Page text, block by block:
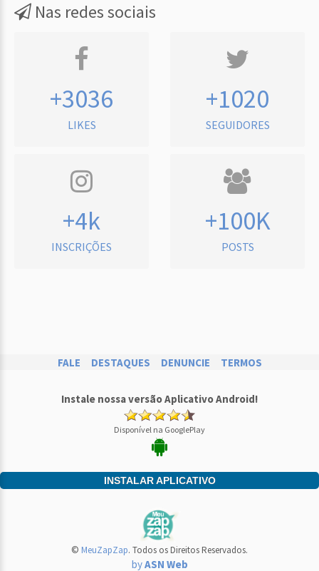
Nas redes sociais
+3036
LIKES
+1020
SEGUIDORES
+4k
INSCRIÇÕES
+100K
POSTS
FALE DESTAQUES DENUNCIE TERMOS
Instale nossa versão Aplicativo Android!
Disponível na GooglePlay
INSTALAR APLICATIVO
© MeuZapZap. Todos os Direitos Reservados.
byASN Web